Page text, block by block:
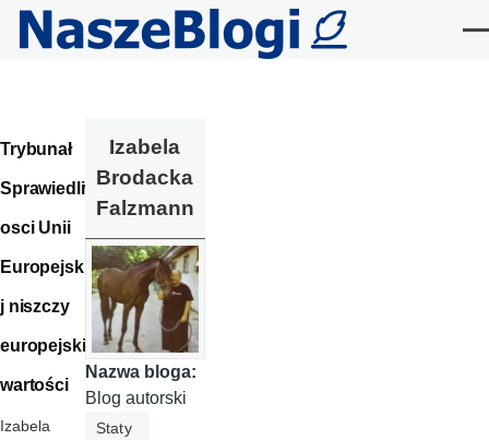
Przejdź do treści
Trybunał
Sprawiedliw
osci Unii
Europejskie
j niszczy
europejskie
wartości
Izabela
Izabela
Brodacka
Falzmann
Nazwa bloga:
Blog autorski
Staty